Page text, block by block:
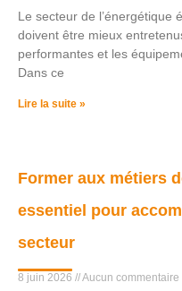
Le secteur de l’énergétique
doivent être mieux
performantes et les
Dans ce
Lire la suite »
Former aux métiers
essentiel pour
secteur
8 juin 2026 Aucun commentaire